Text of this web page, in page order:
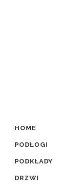
HOME
PODŁOGI
PODKŁADY
DRZWI